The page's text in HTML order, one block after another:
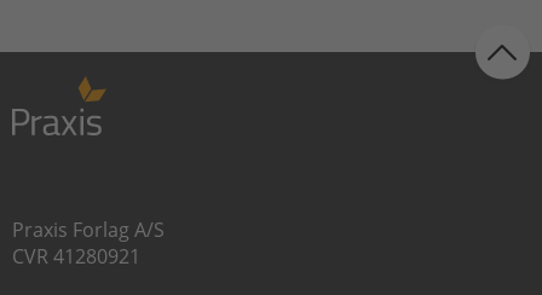
Praxis Forlag A/S
CVR 41280921